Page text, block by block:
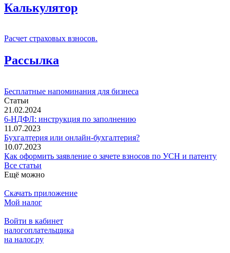
Калькулятор
Расчет страховых взносов.
Рассылка
Бесплатные напоминания для бизнеса
Статьи
21.02.2024
6-НДФЛ: инструкция по заполнению
11.07.2023
Бухгалтерия или онлайн-бухгалтерия?
10.07.2023
Как оформить заявление о зачете взносов по УСН и патенту
Все статьи
Ещё можно
Скачать приложение
Мой налог
Войти в кабинет
налогоплательщика
на налог.ру